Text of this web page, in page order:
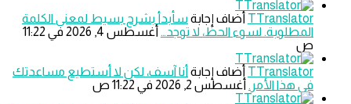
TTranslator‫أضاف إجابة
سأبدأ بشرح بسيط لمعنى الكلمة
المطلوبة. لسوء الحظ، لا توجد…
‫أغسطس 4, 2026 في 11:22
TTranslator‫أضاف إجابة
أنا آسف، لكن لا أستطيع مساعدتك
في هذا الأمر. ‫أغسطس 2, 2026 في 11:22 ص